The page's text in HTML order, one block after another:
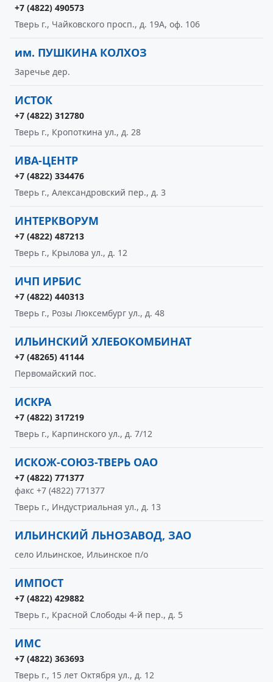
+7 (4822) 490573
Тверь г., Чайковского просп., д. 19А, оф. 106
им. ПУШКИНА КОЛХОЗ
Заречье дер.
ИСТОК
+7 (4822) 312780
Тверь г., Кропоткина ул., д. 28
ИВА-ЦЕНТР
+7 (4822) 334476
Тверь г., Александровский пер., д. 3
ИНТЕРКВОРУМ
+7 (4822) 487213
Тверь г., Крылова ул., д. 12
ИЧП ИРБИС
+7 (4822) 440313
Тверь г., Розы Люксембург ул., д. 48
ИЛЬИНСКИЙ ХЛЕБОКОМБИНАТ
+7 (48265) 41144
Первомайский пос.
ИСКРА
+7 (4822) 317219
Тверь г., Карпинского ул., д. 7/12
ИСКОЖ-СОЮЗ-ТВЕРЬ ОАО
+7 (4822) 771377
факс +7 (4822) 771377
Тверь г., Индустриальная ул., д. 13
ИЛЬИНСКИЙ ЛЬНОЗАВОД, ЗАО
село Ильинское, Ильинское п/о
ИМПОСТ
+7 (4822) 429882
Тверь г., Красной Слободы 4-й пер., д. 5
ИМС
+7 (4822) 363693
Тверь г., 15 лет Октября ул., д. 12